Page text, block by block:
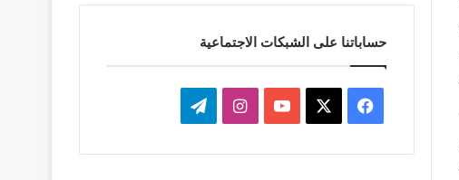
حساباتنا على الشبكات الاجتماعية
فيسبوك ‫YouTubeانستقرامتيلقرام